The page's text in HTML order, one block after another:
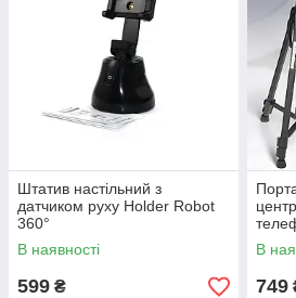
Штатив настільний з
датчиком руху Holder Robot
360°
В наявності
599 ₴
3520
В
749